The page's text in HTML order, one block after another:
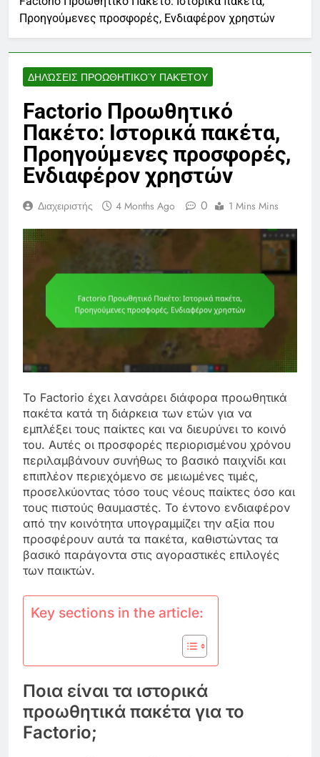
Προηγούμενες προσφορές, Ενδιαφέρον χρηστών
ΔΗΛΏΣΕΙΣ ΠΡΟΩΘΗΤΙΚΟΎ ΠΑΚΈΤΟΥ
Factorio Προωθητικό
Πακέτο: Ιστορικά πακέτα,
Προηγούμενες προσφορές,
Ενδιαφέρον χρηστών
Διαχειριστής 4 Months Ago 0 1 Mins Mins
Το Factorio έχει λανσάρει διάφορα προωθητικά
πακέτα κατά τη διάρκεια των ετών για να
εμπλέξει τους παίκτες και να διευρύνει το κοινό
του. Αυτές οι προσφορές περιορισμένου χρόνου
περιλαμβάνουν συνήθως το βασικό παιχνίδι και
επιπλέον περιεχόμενο σε μειωμένες τιμές,
προσελκύοντας τόσο τους νέους παίκτες όσο και
τους πιστούς θαυμαστές. Το έντονο ενδιαφέρον
από την κοινότητα υπογραμμίζει την αξία που
προσφέρουν αυτά τα πακέτα, καθιστώντας τα
βασικό παράγοντα στις αγοραστικές επιλογές
των παικτών.
Key sections in the article:
Ποια είναι τα ιστορικά
προωθητικά πακέτα για το
Factorio;